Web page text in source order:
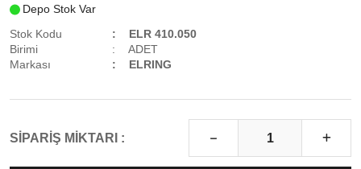
Depo Stok Var
Stok Kodu
ELR 410.050
Birimi
ADET
Markası
ELRING
SİPARİŞ MİKTARI :